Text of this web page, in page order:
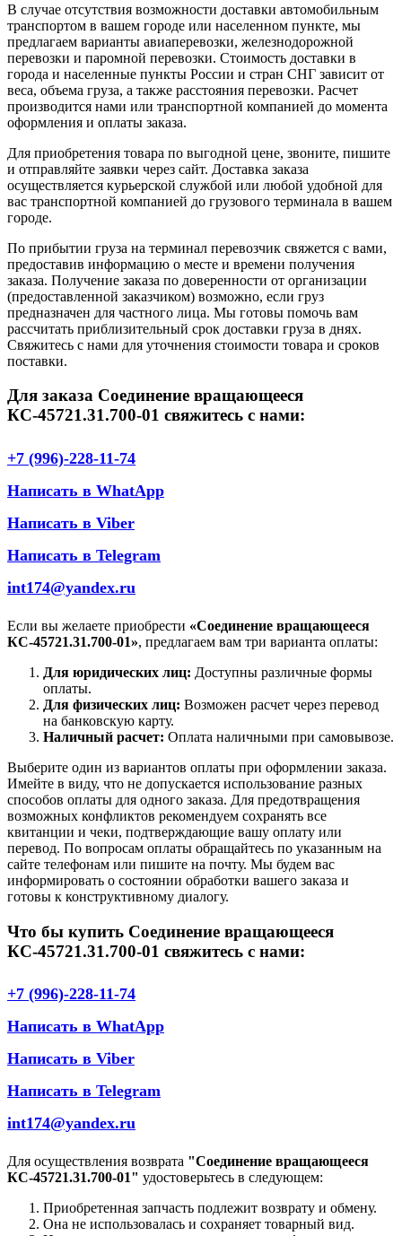
В случае отсутствия возможности доставки автомобильным
транспортом в вашем городе или населенном пункте, мы
предлагаем варианты авиаперевозки, железнодорожной
перевозки и паромной перевозки. Стоимость доставки в
города и населенные пункты России и стран СНГ зависит от
веса, объема груза, а также расстояния перевозки. Расчет
производится нами или транспортной компанией до момента
оформления и оплаты заказа.
Для приобретения товара по выгодной цене, звоните, пишите
и отправляйте заявки через сайт. Доставка заказа
осуществляется курьерской службой или любой удобной для
вас транспортной компанией до грузового терминала в вашем
городе.
По прибытии груза на терминал перевозчик свяжется с вами,
предоставив информацию о месте и времени получения
заказа. Получение заказа по доверенности от организации
(предоставленной заказчиком) возможно, если груз
предназначен для частного лица. Мы готовы помочь вам
рассчитать приблизительный срок доставки груза в днях.
Свяжитесь с нами для уточнения стоимости товара и сроков
поставки.
Для заказа Соединение вращающееся
КС-45721.31.700-01 свяжитесь с нами:
+7 (996)-228-11-74
Написать в WhatApp
Написать в Viber
Написать в Telegram
int174@yandex.ru
Если вы желаете приобрести «Соединение вращающееся
КС-45721.31.700-01», предлагаем вам три варианта оплаты:
Для юридических лиц: Доступны различные формы
оплаты.
Для физических лиц: Возможен расчет через перевод
на банковскую карту.
Наличный расчет: Оплата наличными при самовывозе.
Выберите один из вариантов оплаты при оформлении заказа.
Имейте в виду, что не допускается использование разных
способов оплаты для одного заказа. Для предотвращения
возможных конфликтов рекомендуем сохранять все
квитанции и чеки, подтверждающие вашу оплату или
перевод. По вопросам оплаты обращайтесь по указанным на
сайте телефонам или пишите на почту. Мы будем вас
информировать о состоянии обработки вашего заказа и
готовы к конструктивному диалогу.
Что бы купить Соединение вращающееся
КС-45721.31.700-01 свяжитесь с нами:
+7 (996)-228-11-74
Написать в WhatApp
Написать в Viber
Написать в Telegram
int174@yandex.ru
Для осуществления возврата "Соединение вращающееся
КС-45721.31.700-01" удостоверьтесь в следующем:
Приобретенная запчасть подлежит возврату и обмену.
Она не использовалась и сохраняет товарный вид.